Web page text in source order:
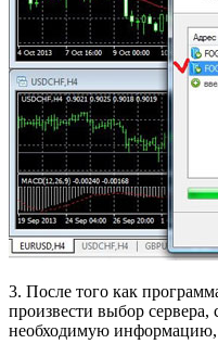
3. После того как
произвести выбор сервера,
необходимую информацию,